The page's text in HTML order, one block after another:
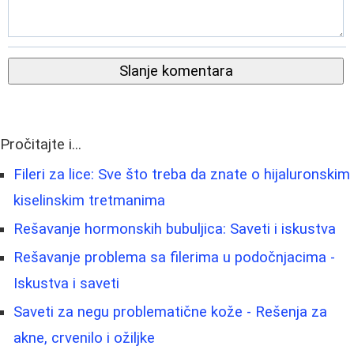
Slanje komentara
Pročitajte i...
Fileri za lice: Sve što treba da znate o hijaluronskim
kiselinskim tretmanima
Rešavanje hormonskih bubuljica: Saveti i iskustva
Rešavanje problema sa filerima u podočnjacima -
Iskustva i saveti
Saveti za negu problematične kože - Rešenja za
akne, crvenilo i ožiljke